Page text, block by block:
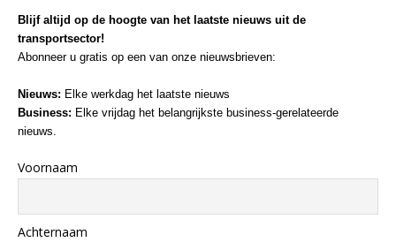
Blijf altijd op de hoogte van het laatste nieuws uit de
transportsector!
Abonneer u gratis op een van onze nieuwsbrieven:
Nieuws: Elke werkdag het laatste nieuws
Business: Elke vrijdag het belangrijkste business-gerelateerde
nieuws.
Voornaam
Achternaam